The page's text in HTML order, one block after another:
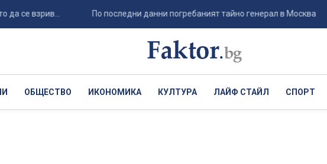
По последни данни погребаният тайно генерал в Москва е не
ОБЩЕСТВО ИКОНОМИКА КУЛТУРА ЛАЙФ СТАЙЛ СПОРТ